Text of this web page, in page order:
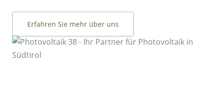
Erfahren Sie mehr über uns